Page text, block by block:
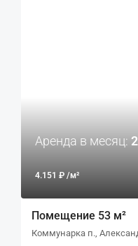
Аренда в месяц:
4.151 ₽ /м²
Помещение 53 м²
Коммунарка п.,